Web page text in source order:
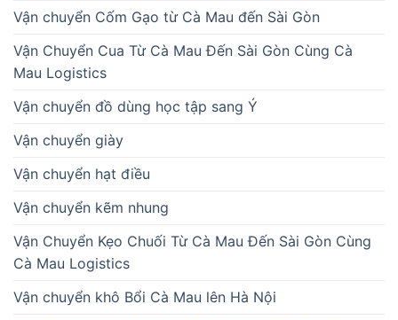
Vận chuyển Cốm Gạo từ Cà Mau đến Sài Gòn
Vận Chuyển Cua Từ Cà Mau Đến Sài Gòn Cùng Cà
Mau Logistics
Vận chuyển đồ dùng học tập sang Ý
Vận chuyển giày
Vận chuyển hạt điều
Vận chuyển kẽm nhung
Vận Chuyển Kẹo Chuối Từ Cà Mau Đến Sài Gòn Cùng
Cà Mau Logistics
Vận chuyển khô Bổi Cà Mau lên Hà Nội